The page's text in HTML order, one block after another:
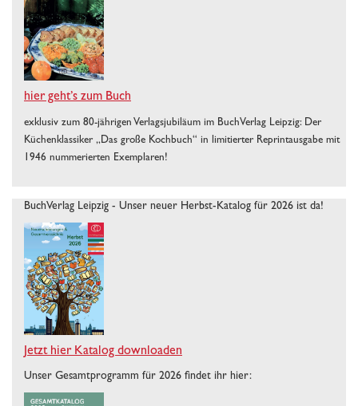
hier geht’s zum Buch
exklusiv zum 80-jährigen Verlagsjubiläum im BuchVerlag Leipzig: Der
Küchenklassiker „Das große Kochbuch“ in limitierter Reprintausgabe mit
1946 nummerierten Exemplaren!
BuchVerlag Leipzig - Unser neuer Herbst-Katalog für 2026 ist da!
Jetzt hier Katalog downloaden
Unser Gesamtprogramm für 2026 findet ihr hier: